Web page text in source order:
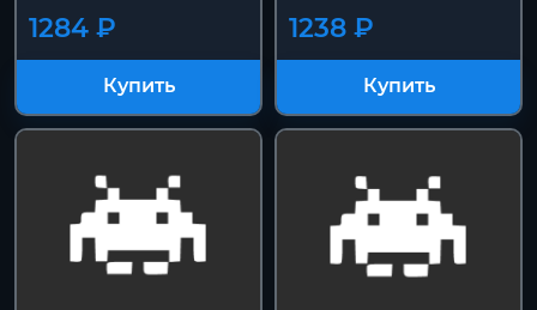
1284 ₽
Купить
1238 ₽
Купить